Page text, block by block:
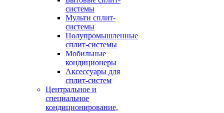
системы
Мульти сплит-
системы
Полупромышленные
сплит-системы
Мобильные
кондиционеры
Аксессуары для
сплит-систем
Центральное и
специальное
кондиционирование,